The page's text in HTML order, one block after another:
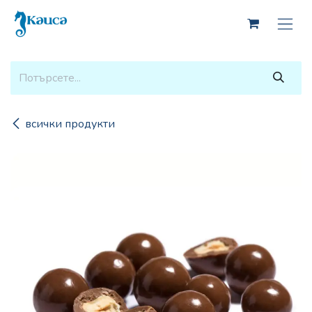
Skip to Content
всички продукти